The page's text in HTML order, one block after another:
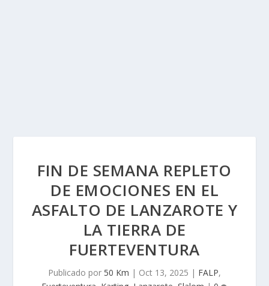
FIN DE SEMANA REPLETO
DE EMOCIONES EN EL
ASFALTO DE LANZAROTE Y
LA TIERRA DE
FUERTEVENTURA
Publicado por 50 Km | Oct 13, 2025 | FALP,